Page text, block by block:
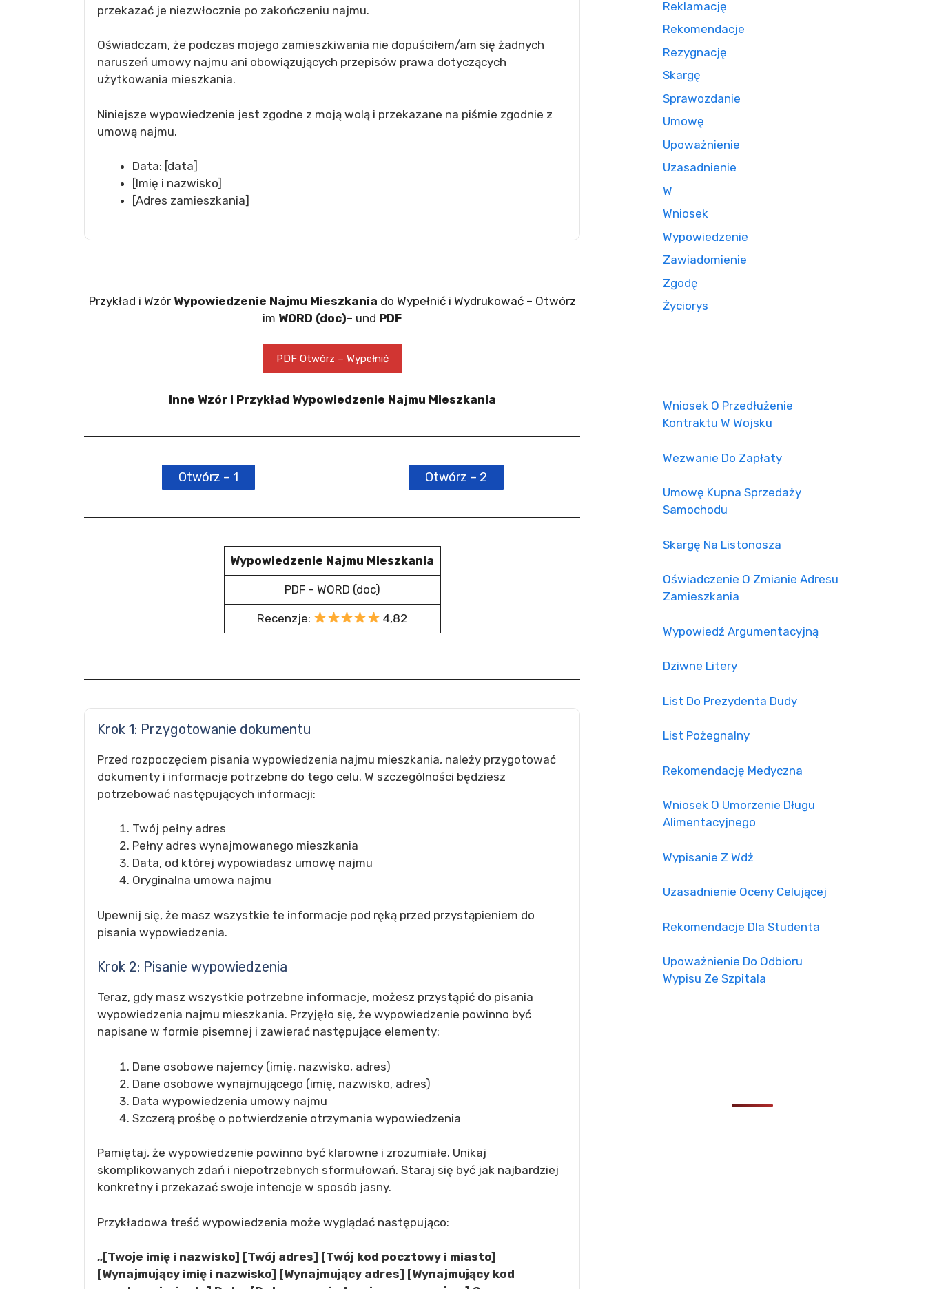
przekazać je niezwłocznie po zakończeniu najmu.
Oświadczam, że podczas mojego zamieszkiwania nie dopuściłem/am się żadnych
naruszeń umowy najmu ani obowiązujących przepisów prawa dotyczących
użytkowania mieszkania.
Niniejsze wypowiedzenie jest zgodne z moją wolą i przekazane na piśmie zgodnie z
umową najmu.
Data: [data]
[Imię i nazwisko]
[Adres zamieszkania]
Przykład i Wzór Wypowiedzenie Najmu Mieszkania do Wypełnić i Wydrukować – Otwórz
im WORD (doc)– und PDF
PDF Otwórz – Wypełnić
Inne Wzór i Przykład Wypowiedzenie Najmu Mieszkania
Otwórz – 1 Otwórz – 2
Wypowiedzenie Najmu Mieszkania
PDF – WORD (doc)
Recenzje: 4,82
Krok 1: Przygotowanie dokumentu
Przed rozpoczęciem pisania wypowiedzenia najmu mieszkania, należy przygotować
dokumenty i informacje potrzebne do tego celu. W szczególności będziesz
potrzebować następujących informacji:
Twój pełny adres
Pełny adres wynajmowanego mieszkania
Data, od której wypowiadasz umowę najmu
Oryginalna umowa najmu
Upewnij się, że masz wszystkie te informacje pod ręką przed przystąpieniem do
pisania wypowiedzenia.
Krok 2: Pisanie wypowiedzenia
Teraz, gdy masz wszystkie potrzebne informacje, możesz przystąpić do pisania
wypowiedzenia najmu mieszkania. Przyjęło się, że wypowiedzenie powinno być
napisane w formie pisemnej i zawierać następujące elementy:
Dane osobowe najemcy (imię, nazwisko, adres)
Dane osobowe wynajmującego (imię, nazwisko, adres)
Data wypowiedzenia umowy najmu
Szczerą prośbę o potwierdzenie otrzymania wypowiedzenia
Pamiętaj, że wypowiedzenie powinno być klarowne i zrozumiałe. Unikaj
skomplikowanych zdań i niepotrzebnych sformułowań. Staraj się być jak najbardziej
konkretny i przekazać swoje intencje w sposób jasny.
Przykładowa treść wypowiedzenia może wyglądać następująco:
„[Twoje imię i nazwisko] [Twój adres] [Twój kod pocztowy i miasto]
[Wynajmujący imię i nazwisko] [Wynajmujący adres] [Wynajmujący kod
Reklamację
Rekomendacje
Rezygnację
Skargę
Sprawozdanie
Umowę
Upoważnienie
Uzasadnienie
W
Wniosek
Wypowiedzenie
Zawiadomienie
Zgodę
Życiorys
Wniosek O Przedłużenie
Kontraktu W Wojsku
Wezwanie Do Zapłaty
Umowę Kupna Sprzedaży
Samochodu
Skargę Na Listonosza
Oświadczenie O Zmianie Adresu
Zamieszkania
Wypowiedź Argumentacyjną
Dziwne Litery
List Do Prezydenta Dudy
List Pożegnalny
Rekomendację Medyczna
Wniosek O Umorzenie Długu
Alimentacyjnego
Wypisanie Z Wdż
Uzasadnienie Oceny Celującej
Rekomendacje Dla Studenta
Upoważnienie Do Odbioru
Wypisu Ze Szpitala